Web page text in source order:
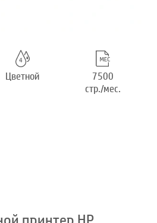
Цветной
7500
стр./мес.